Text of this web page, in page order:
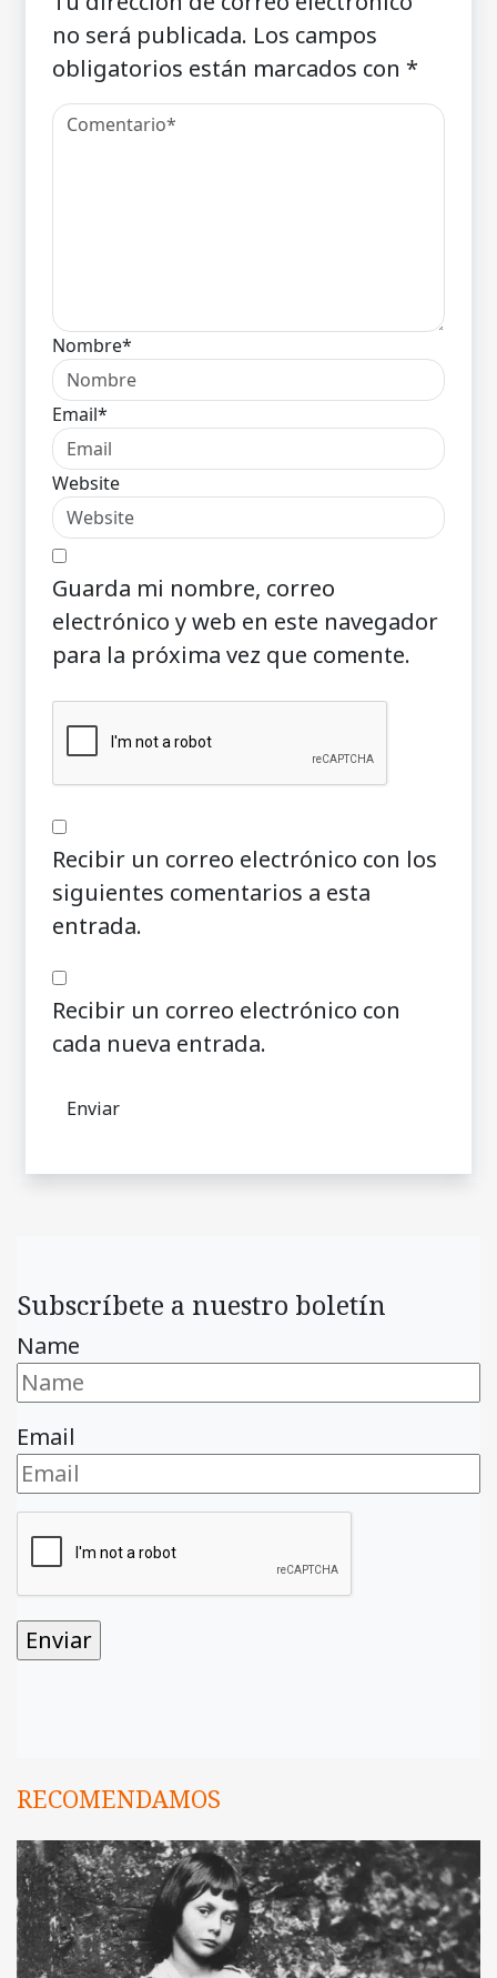
no será publicada. Los campos
obligatorios están marcados con *
Nombre*
Email*
Website
Guarda mi nombre, correo
electrónico y web en este navegador
para la próxima vez que comente.
Recibir un correo electrónico con los
siguientes comentarios a esta
entrada.
Recibir un correo electrónico con
cada nueva entrada.
Subscríbete a nuestro boletín
Name
Email
RECOMENDAMOS